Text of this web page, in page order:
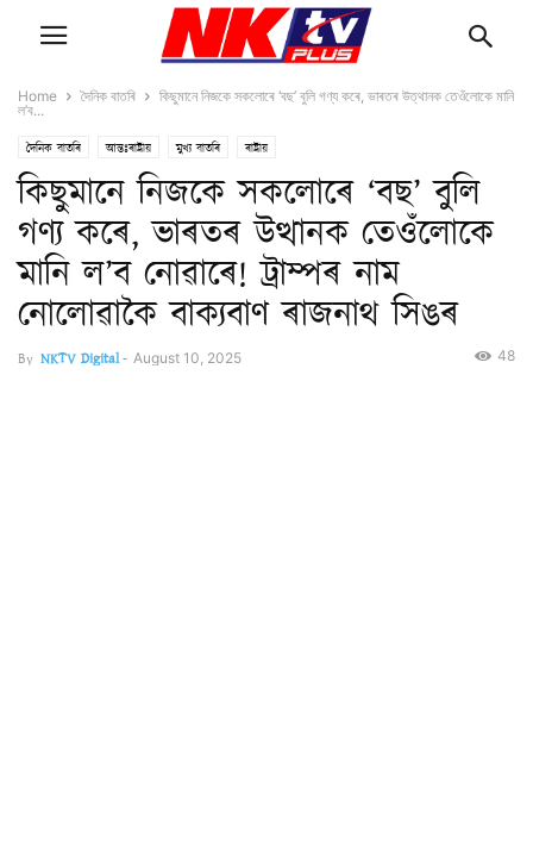
Home দৈনিক বাতৰি
কিছুমানে নিজকে সকলোৰে ‘বছ’ বুলি গণ্য কৰে, ভাৰতৰ উত্থানক তেওঁলোকে মানি
ল’ব...
দৈনিক বাতৰি আন্তঃৰাষ্ট্ৰীয় মুখ্য বাতৰি ৰাষ্ট্ৰীয়
কিছুমানে নিজকে সকলোৰে ‘বছ’ বুলি
গণ্য কৰে, ভাৰতৰ উত্থানক তেওঁলোকে
মানি ল’ব নোৱাৰে! ট্ৰাম্পৰ নাম
নোলোৱাকৈ বাক্যবাণ ৰাজনাথ সিঙৰ
By NKTV Digital- August 10, 2025 48